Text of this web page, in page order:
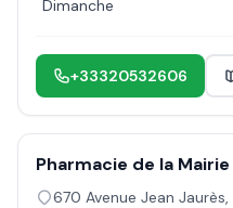
Dimanche
+33320532606
Pharmacie de la Mairie
670 Avenue Jean Jaurès,